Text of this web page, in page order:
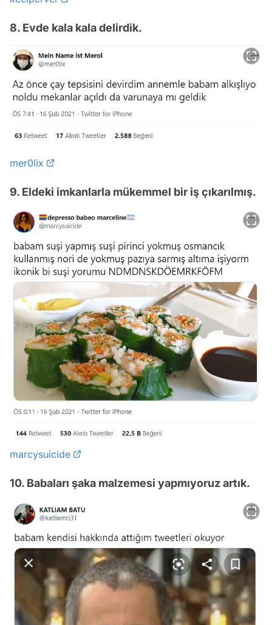
8. Evde kala kala delirdik.
mer0lix
9. Eldeki imkanlarla mükemmel bir iş çıkarılmış.
marcysuicide
10. Babaları şaka malzemesi yapmıyoruz artık.